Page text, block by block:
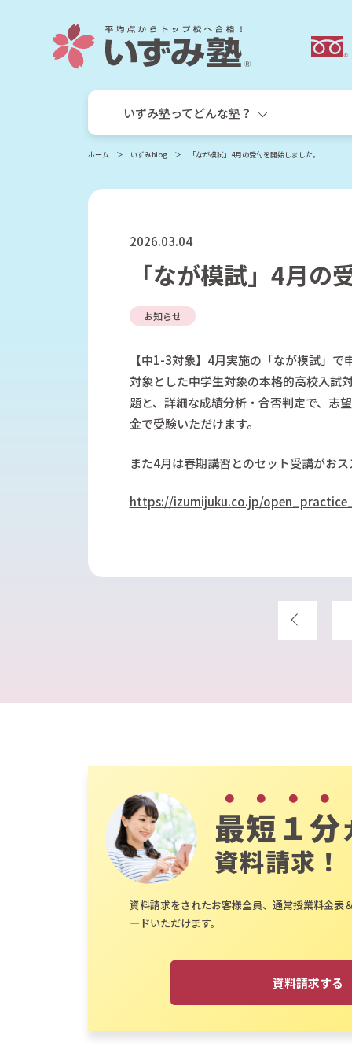
いずみ塾ってどんな塾？
いずみ塾の目指す教育
小学生
小学生個別指導コース
信大附属中／私立中学受験対策コース
英語長文リスニング対策講座
いずみ速算そろばん教室
速読コース
学校授業補習個別コース
プロクラ（プログラミング・クラウド）
ホーム いずみblog 「なが模試」4月の受付を開始しました。
2026.03.04
「なが模試」4月の
お知らせ
【中1-3対象】4月実施の「なが模試」
対象とした中学生対象の本格的高校入試
題と、詳細な成績分析・合否判定で、志
金で受験いただけます。
また4月は春期講習とのセット受講がお
https://izumijuku.co.jp/
最短１分
資料請求！
資料請求をされたお客様全員、通常授業料金表
ードいただけます。
資料請求する